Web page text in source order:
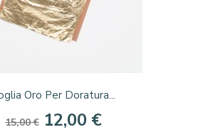
Oro Per Doratura...
15,00 € 12,00 €